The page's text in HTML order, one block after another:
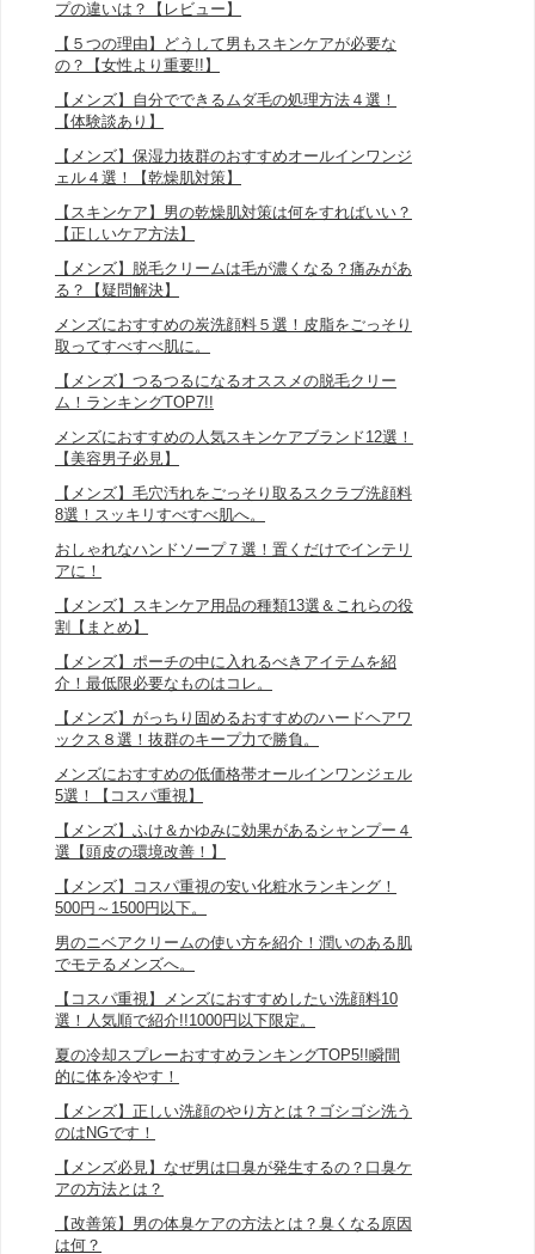
プの違いは？【レビュー】
【５つの理由】どうして男もスキンケアが必要な
の？【女性より重要!!】
【メンズ】自分でできるムダ毛の処理方法４選！
【体験談あり】
【メンズ】保湿力抜群のおすすめオールインワンジ
ェル４選！【乾燥肌対策】
【スキンケア】男の乾燥肌対策は何をすればいい？
【正しいケア方法】
【メンズ】脱毛クリームは毛が濃くなる？痛みがあ
る？【疑問解決】
メンズにおすすめの炭洗顔料５選！皮脂をごっそり
取ってすべすべ肌に。
【メンズ】つるつるになるオススメの脱毛クリー
ム！ランキングTOP7!!
メンズにおすすめの人気スキンケアブランド12選！
【美容男子必見】
【メンズ】毛穴汚れをごっそり取るスクラブ洗顔料
8選！スッキリすべすべ肌へ。
おしゃれなハンドソープ７選！置くだけでインテリ
アに！
【メンズ】スキンケア用品の種類13選＆これらの役
割【まとめ】
【メンズ】ポーチの中に入れるべきアイテムを紹
介！最低限必要なものはコレ。
【メンズ】がっちり固めるおすすめのハードヘアワ
ックス８選！抜群のキープ力で勝負。
メンズにおすすめの低価格帯オールインワンジェル
5選！【コスパ重視】
【メンズ】ふけ＆かゆみに効果があるシャンプー４
選【頭皮の環境改善！】
【メンズ】コスパ重視の安い化粧水ランキング！
500円～1500円以下。
男のニベアクリームの使い方を紹介！潤いのある肌
でモテるメンズへ。
【コスパ重視】メンズにおすすめしたい洗顔料10
選！人気順で紹介!!1000円以下限定。
夏の冷却スプレーおすすめランキングTOP5!!瞬間
的に体を冷やす！
【メンズ】正しい洗顔のやり方とは？ゴシゴシ洗う
のはNGです！
【メンズ必見】なぜ男は口臭が発生するの？口臭ケ
アの方法とは？
【改善策】男の体臭ケアの方法とは？臭くなる原因
は何？